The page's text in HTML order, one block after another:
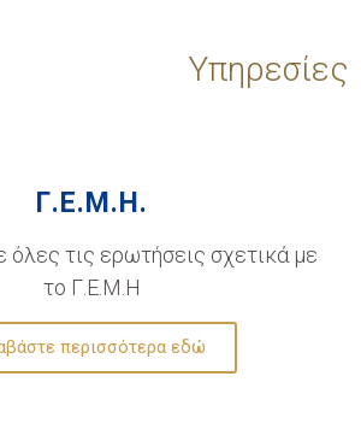
Υπηρεσίες
Γ.Ε.Μ.Η.
όλες τις ερωτήσεις σχετικά με
το Γ.Ε.Μ.Η
περισσότερα εδώ